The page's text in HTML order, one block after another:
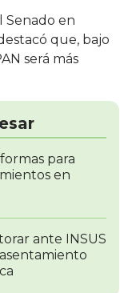
en
que, bajo
será más
para
en
ante INSUS